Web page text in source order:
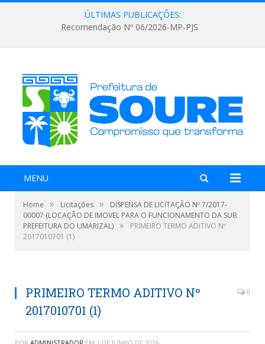
ÚLTIMAS PUBLICAÇÕES:
Recomendação Nº 06/2026-MP-PJS
MENU
Home » Licitações »
DISPENSA DE LICITAÇÃO Nº 7/2017-
00007 (LOCAÇÃO DE IMOVEL PARA O FUNCIONAMENTO DA SUB
PREFEITURA DO UMARIZAL) »
PRIMEIRO TERMO ADITIVO Nº
2017010701 (1)
PRIMEIRO TERMO ADITIVO Nº
2017010701 (1)
0